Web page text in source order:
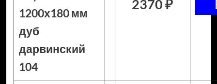
1200х180 мм
дуб
дарвинский
104
2370 ₽